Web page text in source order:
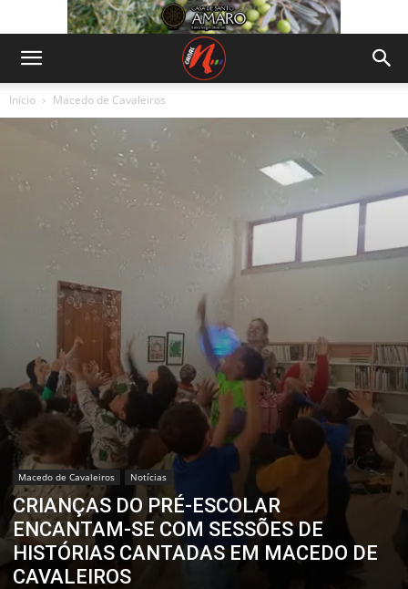
Início Macedo de Cavaleiros
Macedo de Cavaleiros Notícias
CRIANÇAS DO PRÉ-ESCOLAR
ENCANTAM-SE COM SESSÕES DE
HISTÓRIAS CANTADAS EM MACEDO DE
CAVALEIROS